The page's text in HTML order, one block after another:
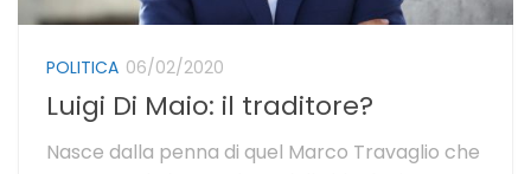
POLITICA 06/02/2020
Luigi Di Maio: il traditore?
Nasce dalla penna di quel Marco Travaglio che